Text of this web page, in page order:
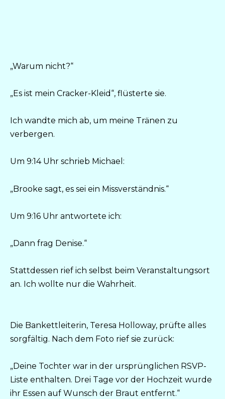
„Warum nicht?“
„Es ist mein Cracker-Kleid“, flüsterte sie.
Ich wandte mich ab, um meine Tränen zu
verbergen.
Um 9:14 Uhr schrieb Michael:
„Brooke sagt, es sei ein Missverständnis.“
Um 9:16 Uhr antwortete ich:
„Dann frag Denise.“
Stattdessen rief ich selbst beim Veranstaltungsort
an. Ich wollte nur die Wahrheit.
Die Bankettleiterin, Teresa Holloway, prüfte alles
sorgfältig. Nach dem Foto rief sie zurück:
„Deine Tochter war in der ursprünglichen RSVP-
Liste enthalten. Drei Tage vor der Hochzeit wurde
ihr Essen auf Wunsch der Braut entfernt.“